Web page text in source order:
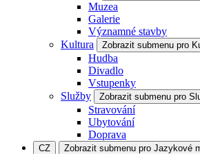
Muzea
Galerie
Významné stavby
Kultura
Zobrazit submenu pro
Hudba
Divadlo
Vstupenky
Služby
Zobrazit submenu pro
Stravování
Ubytování
Doprava
CZ Zobrazit submenu pro Jazykové